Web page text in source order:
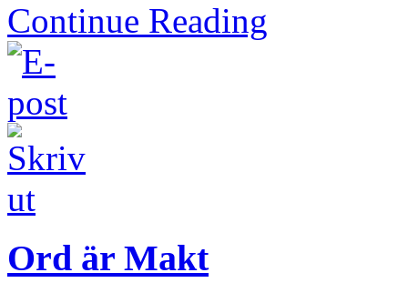
Continue Reading
Ord är Makt